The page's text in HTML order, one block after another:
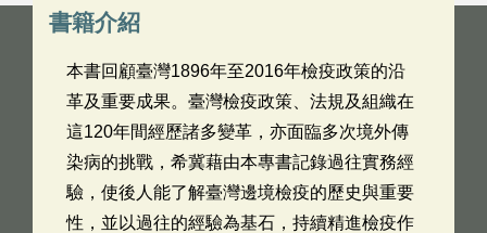
書籍介紹
本書回顧臺灣1896年至2016年檢疫政策的沿
革及重要成果。臺灣檢疫政策、法規及組織在
這120年間經歷諸多變革，亦面臨多次境外傳
染病的挑戰，希冀藉由本專書記錄過往實務經
驗，使後人能了解臺灣邊境檢疫的歷史與重要
性，並以過往的經驗為基石，持續精進檢疫作